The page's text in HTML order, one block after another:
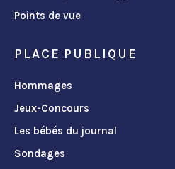
Points de vue
PLACE PUBLIQUE
Hommages
Jeux-Concours
Les bébés du journal
Sondages